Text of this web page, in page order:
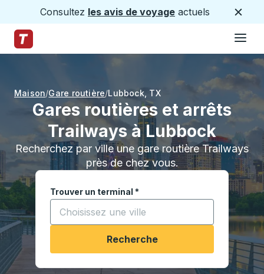
Consultez les avis de voyage actuels
Page d'accueil des sentiers
Maison Gare routière Lubbock, TX
Gares routières et arrêts
Trailways à Lubbock
Recherchez par ville une gare routière Trailways
près de chez vous.
Trouver un terminal *
Commencez à saisir une ville pour ouvrir les
Recherche